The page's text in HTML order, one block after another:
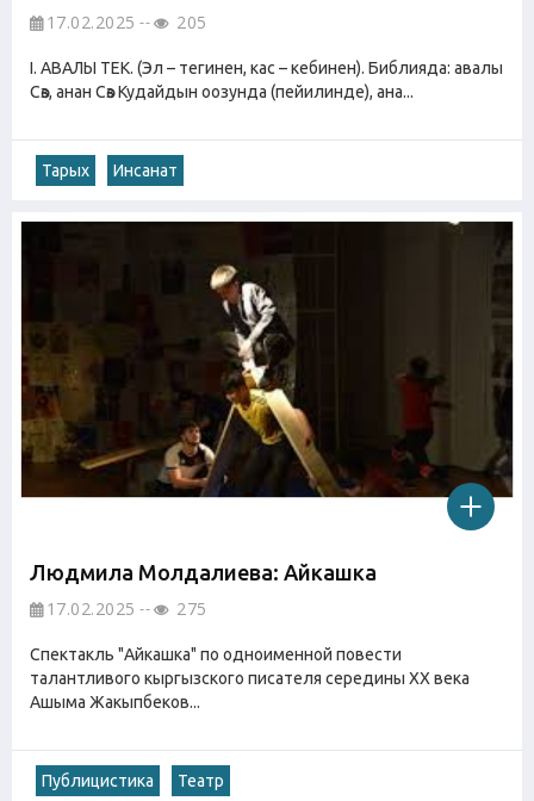
17.02.2025 205
I. АВАЛЫ ТЕК. (Эл – тегинен, кас – кебинен). Библияда: авалы
Сөз, анан Сөз Кудайдын оозунда (пейилинде), ана...
Тарых Инсанат
Людмила Молдалиева: Айкашка
17.02.2025 275
Спектакль "Айкашка" по одноименной повести
талантливого кыргызского писателя середины ХХ века
Ашыма Жакыпбеков...
Публицистика Театр